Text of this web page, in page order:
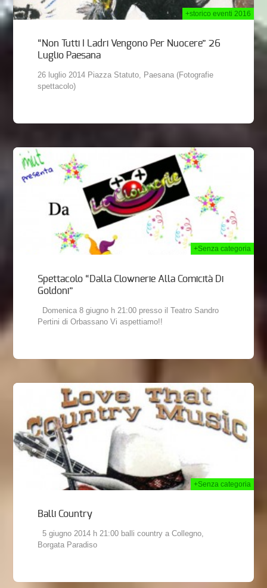
+storico eventi 2016
“Non Tutti I Ladri Vengono Per Nuocere” 26
Luglio Paesana
26 luglio 2014 Piazza Statuto, Paesana (Fotografie
spettacolo)
+Senza categoria
Spettacolo “Dalla Clownerie Alla Comicità Di
Goldoni”
Domenica 8 giugno h 21:00 presso il Teatro Sandro
Pertini di Orbassano Vi aspettiamo!!
+Senza categoria
Balli Country
5 giugno 2014 h 21:00 balli country a Collegno,
Borgata Paradiso